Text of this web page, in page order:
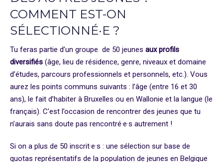
COMMENT EST-ON
SÉLECTIONNÉ·E ?
Tu feras partie d’un groupe de 50 jeunes aux profils
diversifiés (âge, lieu de résidence, genre, niveaux et domaine
d’études, parcours professionnels et personnels, etc.). Vous
aurez les points communs suivants : l’âge (entre 16 et 30
ans), le fait d’habiter à Bruxelles ou en Wallonie et la langue (le
français). C’est l’occasion de rencontrer des jeunes que tu
n’aurais sans doute pas rencontré·e·s autrement !
Si on a plus de 50 inscrit·e·s : une sélection sur base de
quotas représentatifs de la population de jeunes en Belgique